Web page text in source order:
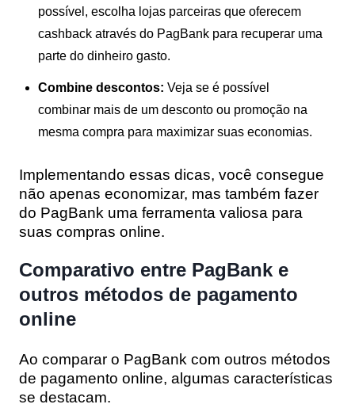
possível, escolha lojas parceiras que oferecem
cashback através do PagBank para recuperar uma
parte do dinheiro gasto.
Combine descontos: Veja se é possível
combinar mais de um desconto ou promoção na
mesma compra para maximizar suas economias.
Implementando essas dicas, você consegue
não apenas economizar, mas também fazer
do PagBank uma ferramenta valiosa para
suas compras online.
Comparativo entre PagBank e
outros métodos de pagamento
online
Ao comparar o PagBank com outros métodos
de pagamento online, algumas características
se destacam.